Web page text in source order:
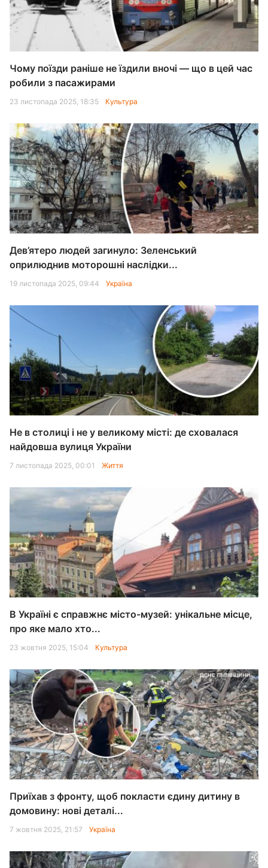
Чому поїзди раніше не їздили вночі — що в цей час
робили з пасажирами
23 листопада 2025, 18:35 Культура
Дев’ятеро людей загинуло: Зеленський
оприлюднив моторошні наслідки...
19 листопада 2025, 09:44 Україна
Не в столиці і не у великому місті: де сховалася
найдовша вулиця України
7 листопада 2025, 00:01 Життя
В Україні є справжнє місто-музей: унікальне місце,
про яке мало хто...
23 жовтня 2025, 15:04 Культура
Приїхав з фронту, щоб покласти єдину дитину в
домовину: нові деталі...
7 жовтня 2025, 21:57 Україна